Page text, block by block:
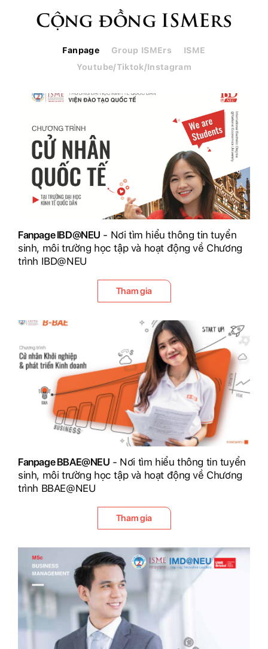
Cộng đồng ISMErs
Fanpage Group ISMErs
ISME
Youtube/Tiktok/Instagram
Fanpage IBD@NEU - Nơi tìm hiểu thông tin tuyển
sinh, môi trường học tập và hoạt động về Chương
trình IBD@NEU
Tham gia
Fanpage BBAE@NEU - Nơi tìm hiểu thông tin tuyển
sinh, môi trường học tập và hoạt động về Chương
trình BBAE@NEU
Tham gia